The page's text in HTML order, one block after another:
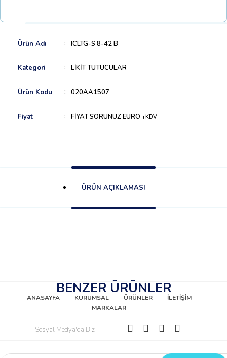
Ürün Adı ICLTG-S 8-42 B
Kategori LİKİT TUTUCULAR
Ürün Kodu 020AA1507
Fiyat FİYAT SORUNUZ EURO +KDV
ÜRÜN AÇIKLAMASI
BENZER ÜRÜNLER
ANASAYFA KURUMSAL ÜRÜNLER
İLETİŞİM
MARKALAR
Sosyal Medya'da Biz